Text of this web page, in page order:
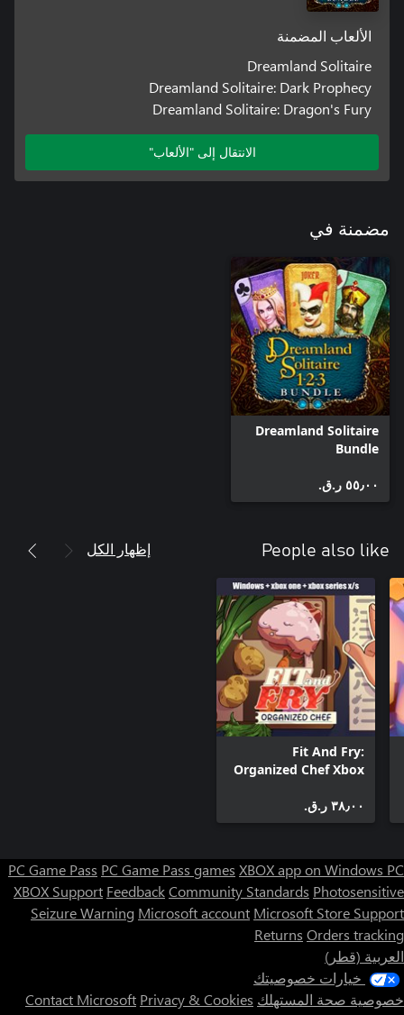
الألعاب المضمنة
Dreamland Solitaire
Dreamland Solitaire: Dark Prophecy
Dreamland Solitaire: Dragon's Fury
الانتقال إلى "الألعاب"
مضمنة في
Dreamland Solitaire
Bundle
٥٥٫٠٠ ر.ق.‏
People also like إظهار الكل
Fit And Fry:
Organized Chef Xbox
٣٨٫٠٠ ر.ق.‏
PC Game Pass PC Game Pass games XBOX app on Windows PC
XBOX Support FeedbackCommunity Standards Photosensitive
Seizure Warning Microsoft account Microsoft Store Support
Returns Orders tracking
العربية (قطر)
خيارات خصوصيتك
خصوصية صحة المستهلك
Contact Microsoft Privacy & Cookies